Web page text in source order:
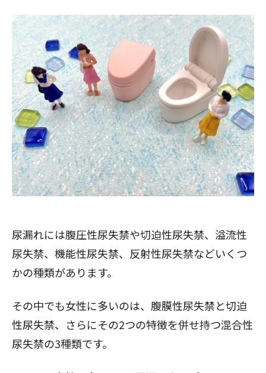
尿漏れには腹圧性尿失禁や切迫性尿失禁、溢流性
尿失禁、機能性尿失禁、反射性尿失禁などいくつ
かの種類があります。
その中でも女性に多いのは、腹膜性尿失禁と切迫
性尿失禁、さらにその2つの特徴を併せ持つ混合性
尿失禁の3種類です。